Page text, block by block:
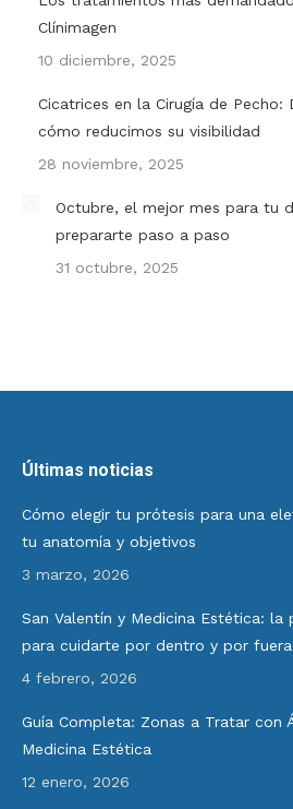
Clínimagen
10 diciembre, 2025
Cicatrices en la Cirugía de Pecho:
cómo reducimos su visibilidad
28 noviembre, 2025
Octubre, el mejor mes para tu
prepararte paso a paso
31 octubre, 2025
Últimas noticias
Cómo elegir tu prótesis para una
tu anatomía y objetivos
3 marzo, 2026
San Valentín y Medicina Estética:
para cuidarte por dentro y por fuera
4 febrero, 2026
Guía Completa: Zonas a Tratar con
Medicina Estética
12 enero, 2026